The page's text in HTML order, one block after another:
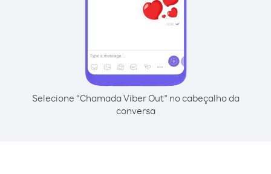
Selecione “Chamada Viber Out” no cabeçalho da
conversa